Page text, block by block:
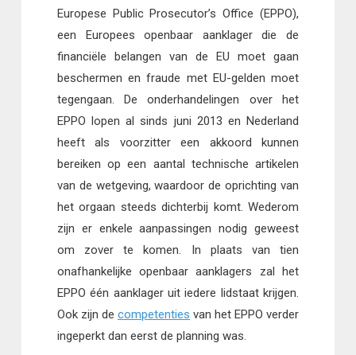
Europese Public Prosecutor’s Office (EPPO),
een Europees openbaar aanklager die de
financiële belangen van de EU moet gaan
beschermen en fraude met EU-gelden moet
tegengaan. De onderhandelingen over het
EPPO lopen al sinds juni 2013 en Nederland
heeft als voorzitter een akkoord kunnen
bereiken op een aantal technische artikelen
van de wetgeving, waardoor de oprichting van
het orgaan steeds dichterbij komt. Wederom
zijn er enkele aanpassingen nodig geweest
om zover te komen. In plaats van tien
onafhankelijke openbaar aanklagers zal het
EPPO één aanklager uit iedere lidstaat krijgen.
Ook zijn de competenties van het EPPO verder
ingeperkt dan eerst de planning was.